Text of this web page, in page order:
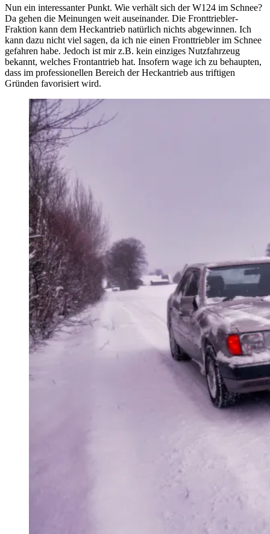
Nun ein interessanter Punkt. Wie verhält sich der W124 im Schnee?
Da gehen die Meinungen weit auseinander. Die Fronttriebler-
Fraktion kann dem Heckantrieb natürlich nichts abgewinnen. Ich
kann dazu nicht viel sagen, da ich nie einen Fronttriebler im Schnee
gefahren habe. Jedoch ist mir z.B. kein einziges Nutzfahrzeug
bekannt, welches Frontantrieb hat. Insofern wage ich zu behaupten,
dass im professionellen Bereich der Heckantrieb aus triftigen
Gründen favorisiert wird.